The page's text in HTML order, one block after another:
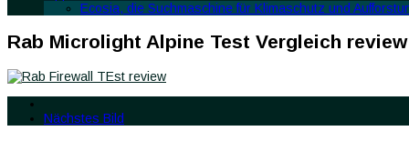
Ecosia, die Suchmaschine für Klimaschutz und
Rab Microlight Alpine Test Vergleich review
Nächstes Bild